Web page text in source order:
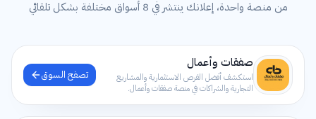
من منصة واحدة، إعلانك ينتشر في 8 أسواق مختلفة بشكل تلقائي
تصفح السوق
صفقات وأعمال
استكشف أفضل الفرص الاستثمارية والمشاريع
التجارية والشراكات في منصة صفقات وأعمال.